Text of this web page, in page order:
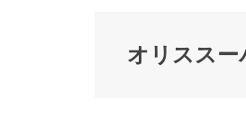
オリススー